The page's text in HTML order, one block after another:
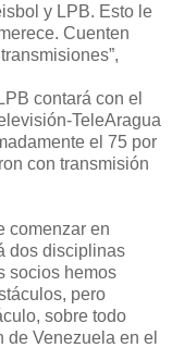
y LPB. Esto le
Cuenten
contará con el
TeleAragua
el 75 por
con transmisión
comenzar en
dos disciplinas
socios hemos
pero
sobre todo
Venezuela en el